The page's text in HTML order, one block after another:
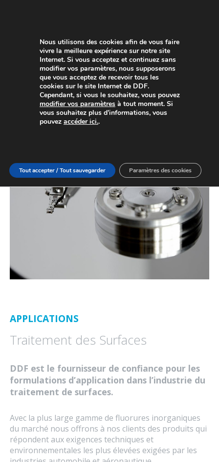
APPLICATIONS
Traitement des Surfaces
DDF est le fournisseur de confiance pour les
formulations d’application dans l’industrie du
traitement de surfaces.
Avec la plus large gamme de fluorures inorganiques
du marché nous offrons à nos clients des produits qui
répondent aux exigences techniques et
environnementales les plus élevées exigées par les
Nous utilisons des cookies afin de vous faire
vivre la meilleure expérience sur notre site
Internet. Si vous acceptez et continuez sans
modifier vos paramètres, nous supposerons
que vous acceptez de recevoir tous les
cookies sur le site Internet de DDF.
Cependant, si vous le souhaitez, vous pouvez
modifier vos paramètres à tout moment. Si
vous souhaitez plus d’informations, vous
pouvez accéder ici..
Tout accepter / Tout sauvegarder Paramètres des cookies